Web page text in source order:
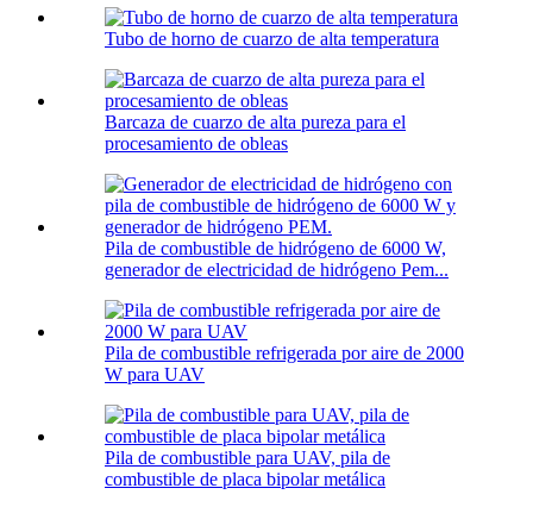
Tubo de horno de cuarzo de alta temperatura
Barcaza de cuarzo de alta pureza para el
procesamiento de obleas
Pila de combustible de hidrógeno de 6000 W,
generador de electricidad de hidrógeno Pem...
Pila de combustible refrigerada por aire de 2000
W para UAV
Pila de combustible para UAV, pila de
combustible de placa bipolar metálica